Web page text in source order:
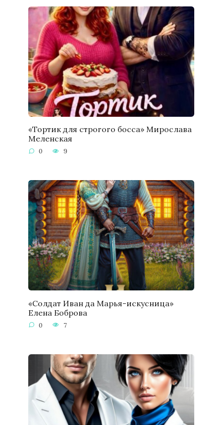
«Тортик для строгого босса» Мирослава
Меленская
0 9
«Солдат Иван да Марья-искусница»
Елена Боброва
0 7